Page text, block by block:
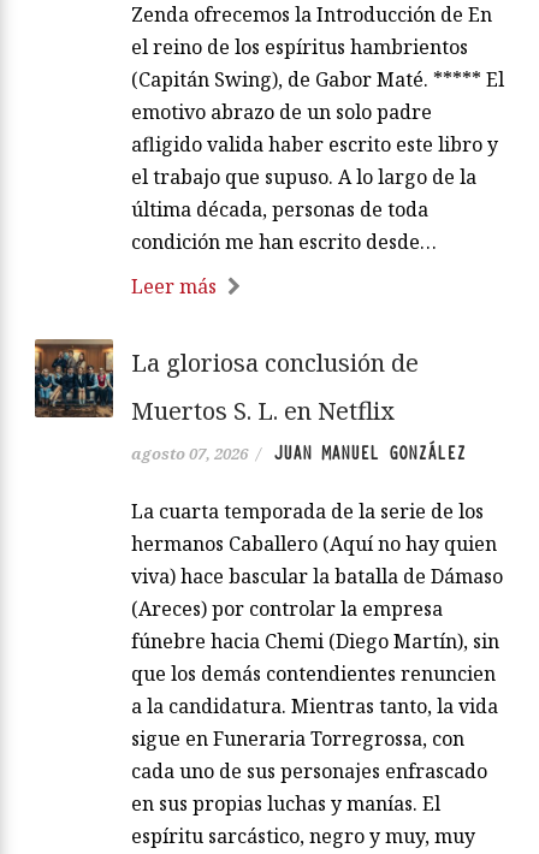
Zenda ofrecemos la Introducción de En
el reino de los espíritus hambrientos
(Capitán Swing), de Gabor Maté. ***** El
emotivo abrazo de un solo padre
afligido valida haber escrito este libro y
el trabajo que supuso. A lo largo de la
última década, personas de toda
condición me han escrito desde…
Leer más
La gloriosa conclusión de
Muertos S. L. en Netflix
agosto 07, 2026 / JUAN MANUEL GONZÁLEZ
La cuarta temporada de la serie de los
hermanos Caballero (Aquí no hay quien
viva) hace bascular la batalla de Dámaso
(Areces) por controlar la empresa
fúnebre hacia Chemi (Diego Martín), sin
que los demás contendientes renuncien
a la candidatura. Mientras tanto, la vida
sigue en Funeraria Torregrossa, con
cada uno de sus personajes enfrascado
en sus propias luchas y manías. El
espíritu sarcástico, negro y muy, muy